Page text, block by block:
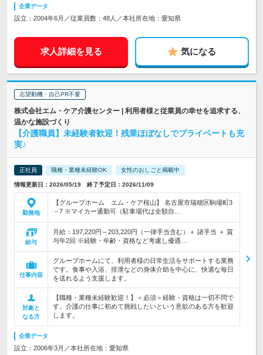
企業データ
設立：2004年6月／従業員数：48人／本社所在地：愛知県
求人詳細を見る 気になる
志望動機・自己PR不要
株式会社エム・ケア介護センター | 利用者様と従業員の幸せを追求する、
温かな施設づくり
【介護職員】未経験者歓迎！残業ほぼなしでプライベートも充
実♪
正社員 職種・業種未経験OK 女性のおしごと掲載中
情報更新日：2026/05/19 終了予定日：2026/11/09
勤務地
【グループホーム エム・ケア桜山】 名古屋市瑞穂区駒場町3
－7 ※マイカー通勤可（駐車場代は全額自…
給与
月給：197,220円～203,220円（一律手当含む）＋ 諸手当 ＋ 賞
与年2回 ※経験・年齢・資格など考慮し優遇…
仕事内容
グループホームにて、利用者様の日常生活をサポートする業務
です。食事や入浴、排泄などの身体介助を中心に、快適な毎日
を送れるよう支援します。
対象と
なる方
【職種・業種未経験歓迎！】＜必須＞経験・資格は一切不問で
す。介護の仕事に初めて挑戦したいという意欲のある方を歓迎
します。
企業データ
設立：2006年3月／本社所在地：愛知県